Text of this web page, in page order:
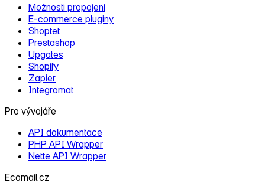
Možnosti propojení
E‑commerce pluginy
Shoptet
Prestashop
Upgates
Shopify
Zapier
Integromat
Pro vývojáře
API dokumentace
PHP API Wrapper
Nette API Wrapper
Ecomail.cz